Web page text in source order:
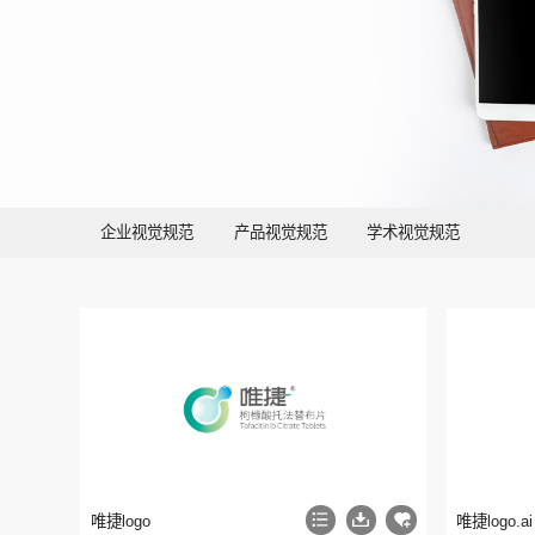
企业视觉规范 产品视觉规范 学术视觉规范
唯捷logo 唯捷logo.ai